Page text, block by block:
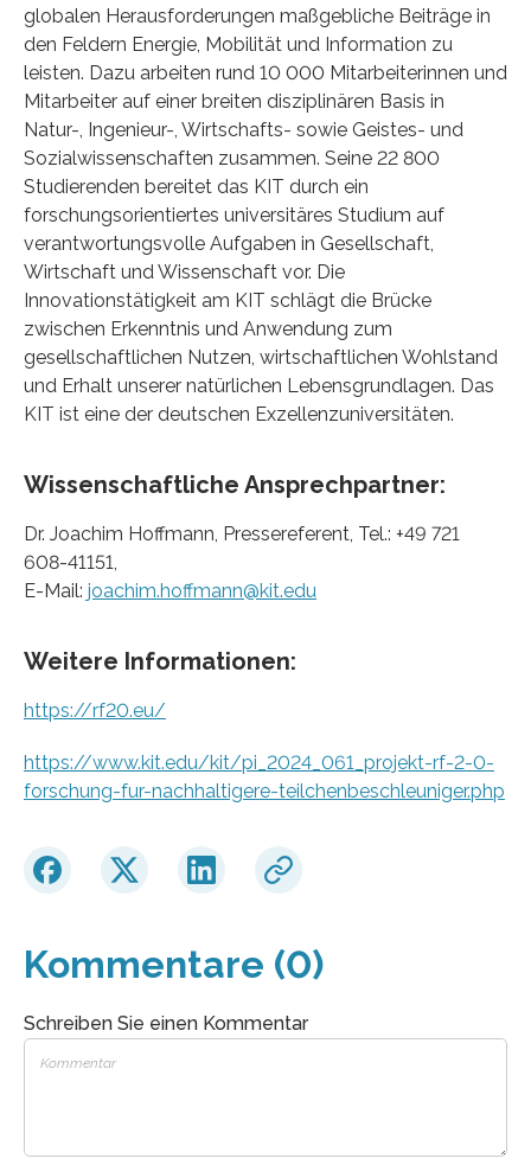
globalen Herausforderungen maßgebliche Beiträge in
den Feldern Energie, Mobilität und Information zu
leisten. Dazu arbeiten rund 10 000 Mitarbeiterinnen und
Mitarbeiter auf einer breiten disziplinären Basis in
Natur-, Ingenieur-, Wirtschafts- sowie Geistes- und
Sozialwissenschaften zusammen. Seine 22 800
Studierenden bereitet das KIT durch ein
forschungsorientiertes universitäres Studium auf
verantwortungsvolle Aufgaben in Gesellschaft,
Wirtschaft und Wissenschaft vor. Die
Innovationstätigkeit am KIT schlägt die Brücke
zwischen Erkenntnis und Anwendung zum
gesellschaftlichen Nutzen, wirtschaftlichen Wohlstand
und Erhalt unserer natürlichen Lebensgrundlagen. Das
KIT ist eine der deutschen Exzellenzuniversitäten.
Wissenschaftliche Ansprechpartner:
Dr. Joachim Hoffmann, Pressereferent, Tel.: +49 721
608-41151,
E-Mail: joachim.hoffmann@kit.edu
Weitere Informationen:
https://rf20.eu/
https://www.kit.edu/kit/pi_2024_061_projekt-rf-2-0-
forschung-fur-nachhaltigere-teilchenbeschleuniger.php
Kommentare (0)
Schreiben Sie einen Kommentar